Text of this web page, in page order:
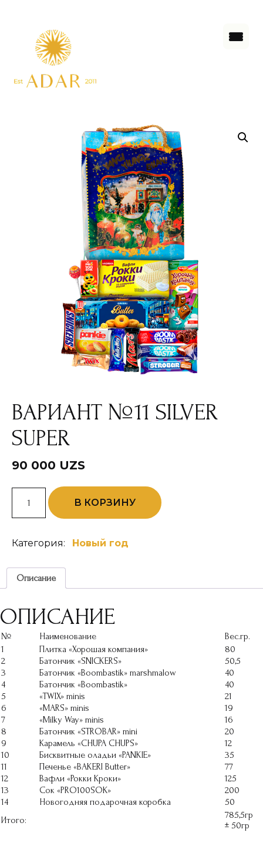
ВАРИАНТ №11 SILVER
SUPER
90 000 UZS
Количество
товара
Super
В КОРЗИНУ
Категория: Новый год
Описание
ОПИСАНИЕ
№ Наименование
Вес.гр.
1
Плитка «Хорошая компания»
80
2
Батончик «SNICKERS»
50,5
3
Батончик «Boombastik» marshmalow
40
4
Батончик «Boombastik»
40
5
«TWIX» minis
21
6
«MARS» minis
19
7
«Milky Way» minis
16
8
Батончик «STROBAR» mini
20
9
Карамель «CHUPA CHUPS»
12
10
Бисквитные оладьи «PANKIE»
35
11
Печенье «BAKERI Butter»
77
12
Вафли «Рокки Кроки»
125
13
Сок «PRO100SOK»
200
14
Новогодняя подарочная коробка
50
Итого:
785,5гр
± 50гр